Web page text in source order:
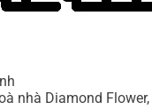
nhà Diamond